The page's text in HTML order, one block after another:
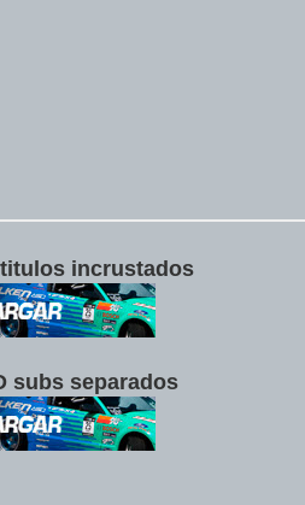
incrustados
subs separados